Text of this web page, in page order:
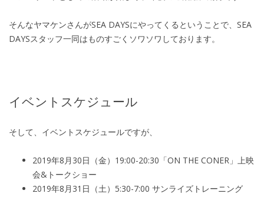
そんなヤマケンさんがSEA DAYSにやってくるということで、 SEA
DAYSスタッフ一同はものすごくソワソワしております。
イベントスケジュール
そして、イベントスケジュールですが、
2019年8月 30日（金） 19:00-20:30 「ON THE CONER 」上映
会& トークショー
2019年8月 31 日（土） 5:30-7:00 サンライズトレーニング